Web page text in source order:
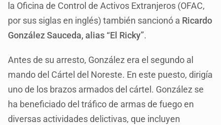
la Oficina de Control de Activos Extranjeros (OFAC,
por sus siglas en inglés) también sancionó a Ricardo
González Sauceda, alias “El Ricky”.
Antes de su arresto, González era el segundo al
mando del Cártel del Noreste. En este puesto, dirigía
uno de los brazos armados del cártel. González se
ha beneficiado del tráfico de armas de fuego en
diversas actividades delictivas, que incluyen